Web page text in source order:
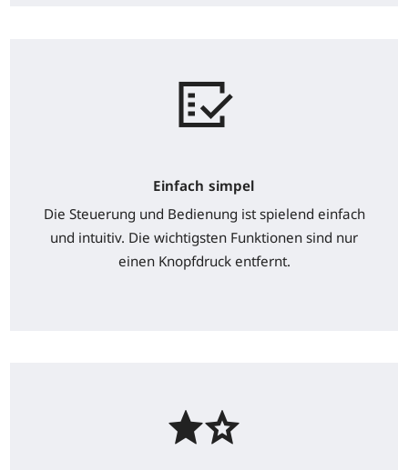
Einfach simpel
Die Steuerung und Bedienung ist spielend einfach
und intuitiv. Die wichtigsten Funktionen sind nur
einen Knopfdruck entfernt.